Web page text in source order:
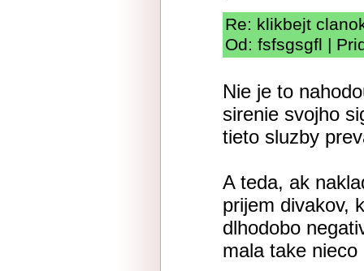
Re: klikbejt
Od: fsfsgsgfl |
Nie je to
sirenie svojho
tieto sluzby
A teda, ak
prijem divakov,
dlhodobo
mala take nieco